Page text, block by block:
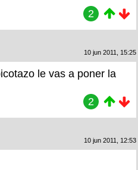
2
10 jun 2011, 15:25
le vas a poner la
2
10 jun 2011, 12:53